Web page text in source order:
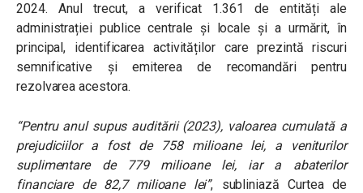
2024. Anul trecut, a verificat 1.361 de entități ale
administrației publice centrale și locale și a urmărit, în
principal, identificarea activităților care prezintă riscuri
semnificative și emiterea de recomandări pentru
rezolvarea acestora.
“Pentru anul supus auditării (2023), valoarea cumulată a
prejudiciilor a fost de 758 milioane lei, a veniturilor
suplimentare de 779 milioane lei, iar a abaterilor
financiare de 82,7 milioane lei”, subliniază Curtea de